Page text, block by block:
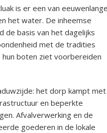
is er een van
het water. De inheemse
de basis van het dagelijks
met de tradities
boten ziet voorbereiden
het dorp kampt met
en beperkte
Afvalverwerking en de
goederen in de lokale